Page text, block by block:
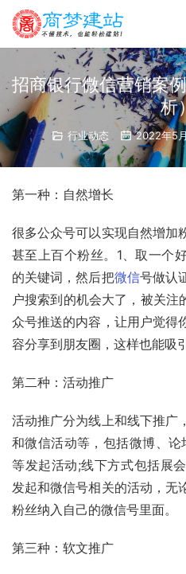
招商银行微信营销案
析
行业动态 2022年5
第一种：自然增长
很多公众号可以实现自然增加
甚至上百个粉丝。1、取一个
的关键词，然后把微信号做认
户搜索到的机会大了，被关
众号推送的内容，让用户觉得
容分享到朋友圈，这样也能吸
第二种：活动推广
活动推广分为线上和线下推广
和微信活动等，包括微博、论
等发起活动;线下方式包括展
发起和微信号相关的活动，无
粉丝纳入自己的微信号里面。
第三种：软文推广